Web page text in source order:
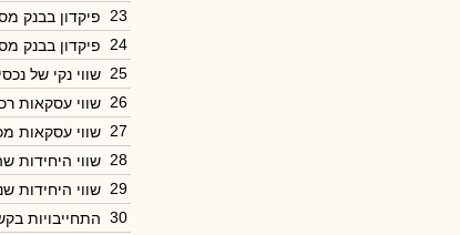
23
פיקדון בבנק
24
פיקדון בבנק
25 שווי נקי של
26 שווי עסקאות
27 שווי עסקאות
28 שווי היחידות
29 שווי היחידות
30 התחייבויות